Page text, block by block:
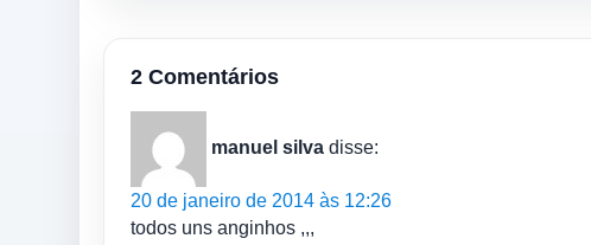
2 Comentários
manuel silva disse:
20 de janeiro de 2014 às 12:26
todos uns anginhos ,,,